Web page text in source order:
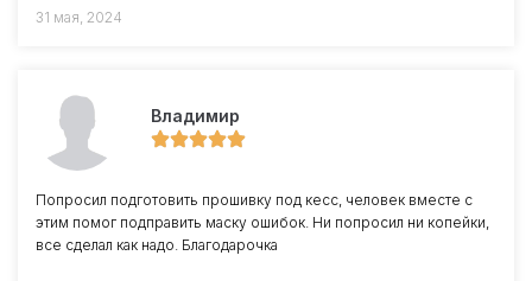
31 мая, 2024
Владимир
Попросил подготовить прошивку под кесс, человек вместе с
этим помог подправить маску ошибок. Ни попросил ни копейки,
все сделал как надо. Благодарочка